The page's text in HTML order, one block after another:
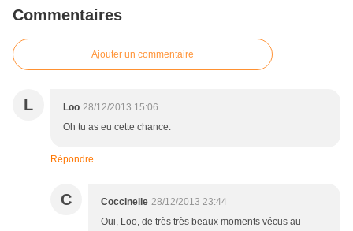
Commentaires
Ajouter un commentaire
L Loo 28/12/2013 15:06
Oh tu as eu cette chance.
Répondre
C Coccinelle 28/12/2013 23:44
Oui, Loo, de très très beaux moments vécus au